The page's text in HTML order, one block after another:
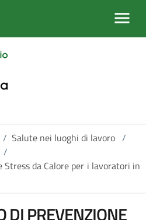
/ Salute nei luoghi di lavoro /
/
da Calore per i lavoratori in
DI PREVENZIONE